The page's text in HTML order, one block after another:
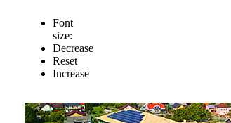
Font
size:
Decrease
Reset
Increase